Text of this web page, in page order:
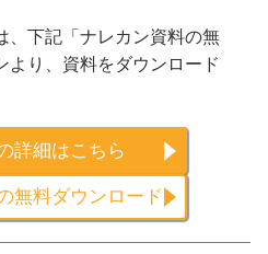
、下記「ナレカン資料の無
より、資料をダウンロード
詳細はこちら
無料ダウンロード